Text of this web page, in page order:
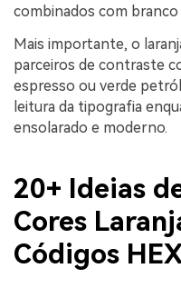
combinados com
Mais importante, o
parceiros de contraste
espresso ou verde
leitura da tipografia
ensolarado e moderno.
20+ Ideias
Cores
Códigos